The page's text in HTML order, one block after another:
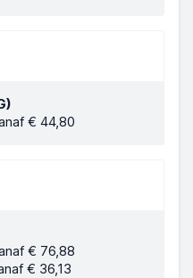
€ 44,80
€ 76,88
€ 36,13